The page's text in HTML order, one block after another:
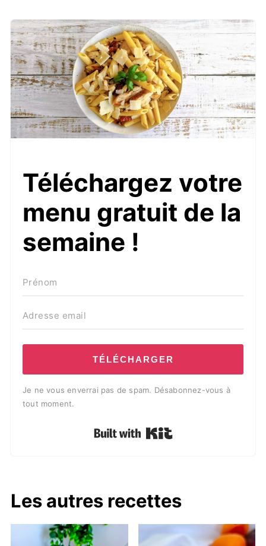
Téléchargez votre
menu gratuit de la
semaine !
TÉLÉCHARGER
Je ne vous enverrai pas de spam. Désabonnez-vous à
tout moment.
Built with Kit
Les autres recettes